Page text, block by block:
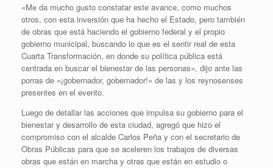
«Me da mucho gusto constatar este avance, como muchos
otros, con esta inversión que ha hecho el Estado, pero también
de obras que está haciendo el gobierno federal y el propio
gobierno municipal, buscando lo que es el sentir real de esta
Cuarta Transformación, en donde su política pública está
centrada en buscar el bienestar de las personas», dijo ante las
porras de «¡gobernador, gobernador!» de las y los reynosenses
presentes en el evento.
Luego de detallar las acciones que impulsa su gobierno para el
bienestar y desarrollo de esta ciudad, agregó que hizo el
compromiso con el alcalde Carlos Peña y con el secretario de
Obras Públicas para que se aceleren los trabajos de diversas
obras que están en marcha y otras que están en estudio o